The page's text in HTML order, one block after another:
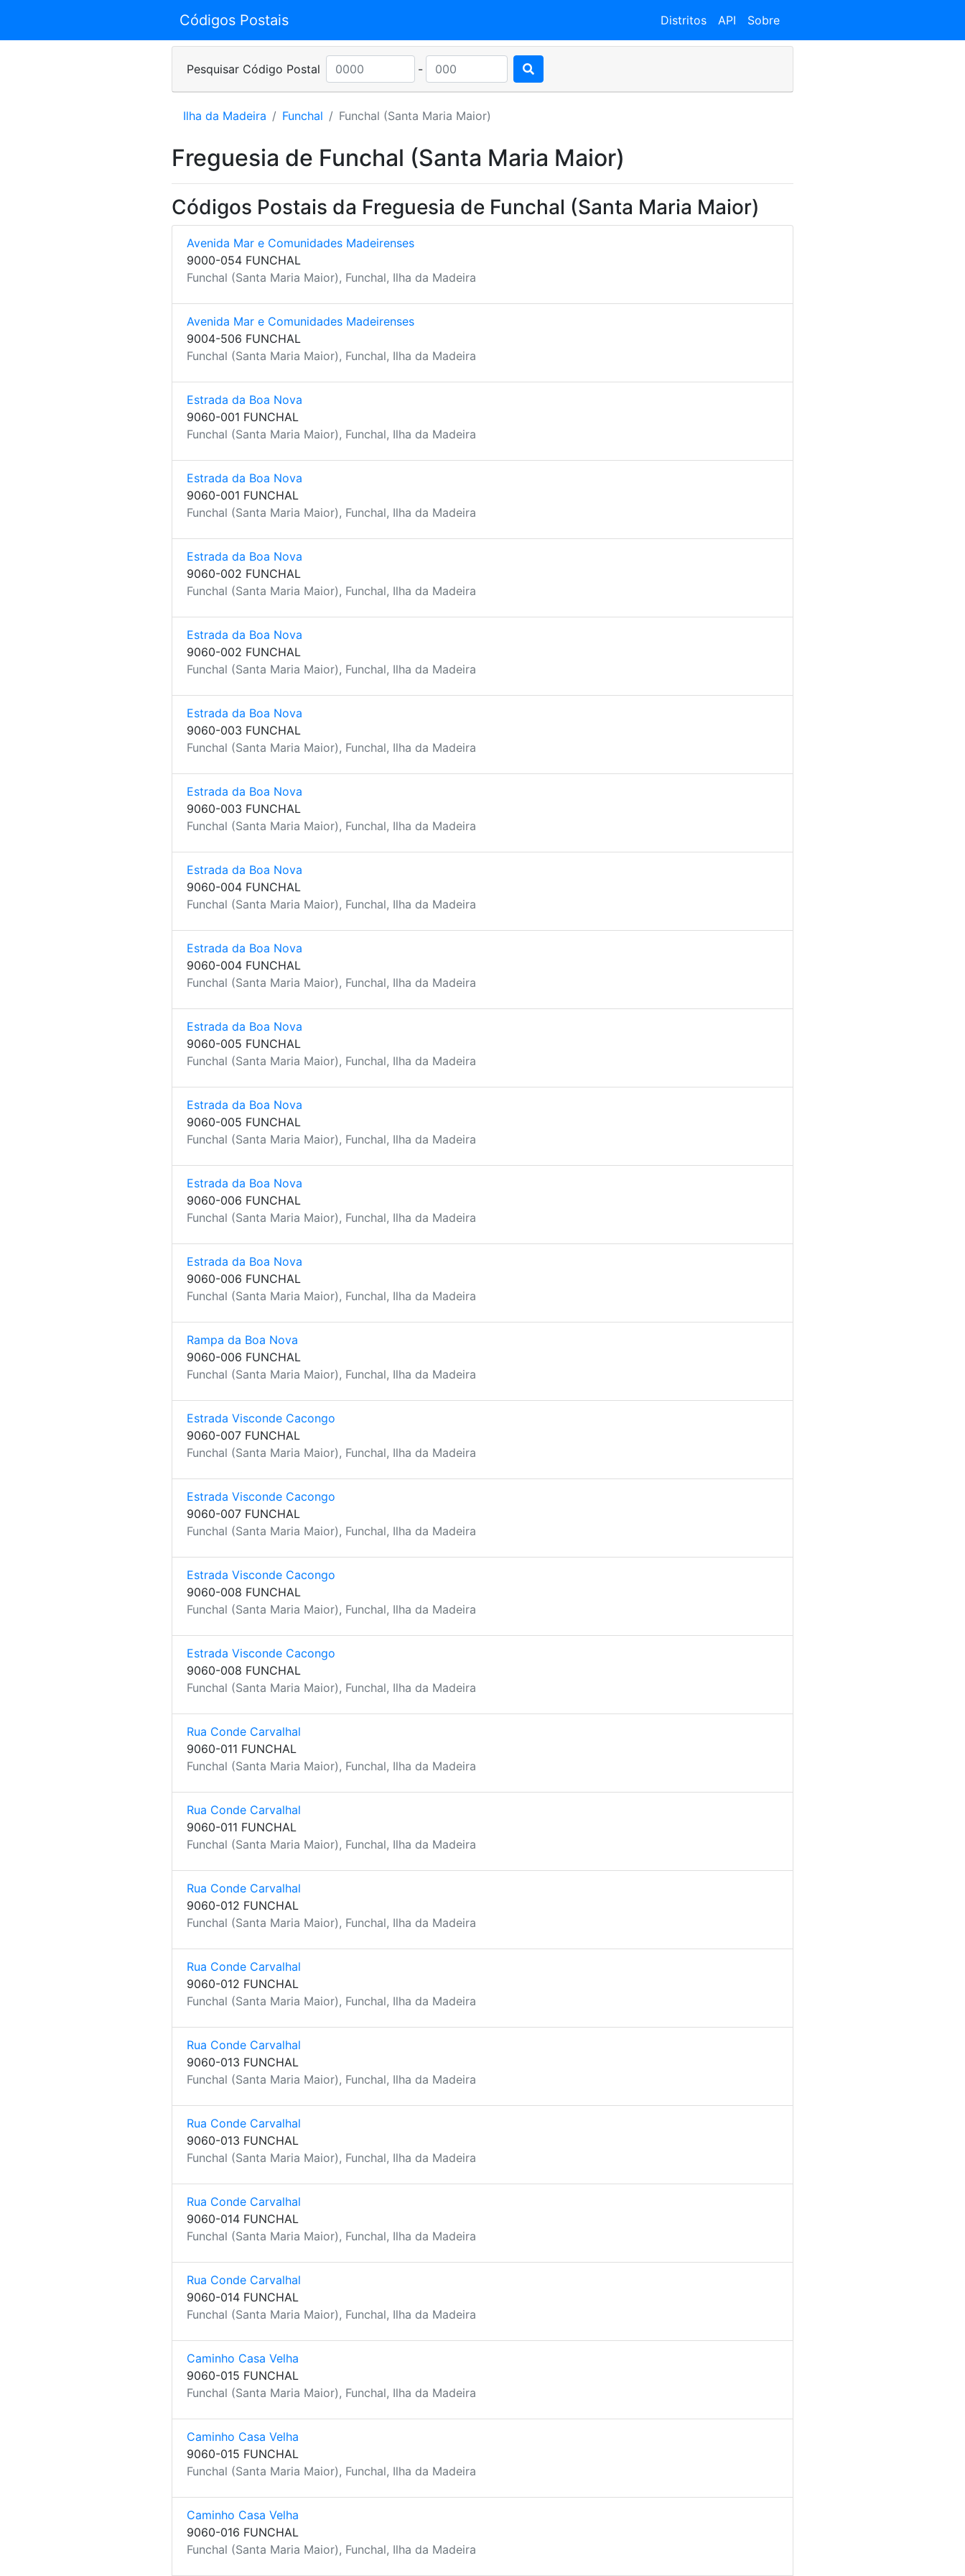
Códigos Postais Distritos API Sobre
Pesquisar Código Postal -
Ilha da Madeira Funchal Funchal (Santa Maria Maior)
Freguesia de Funchal (Santa Maria Maior)
Códigos Postais da Freguesia de Funchal (Santa Maria Maior)
Avenida Mar e Comunidades Madeirenses
9000-054 FUNCHAL
Funchal (Santa Maria Maior), Funchal, Ilha da Madeira
Avenida Mar e Comunidades Madeirenses
9004-506 FUNCHAL
Funchal (Santa Maria Maior), Funchal, Ilha da Madeira
Estrada da Boa Nova
9060-001 FUNCHAL
Funchal (Santa Maria Maior), Funchal, Ilha da Madeira
Estrada da Boa Nova
9060-001 FUNCHAL
Funchal (Santa Maria Maior), Funchal, Ilha da Madeira
Estrada da Boa Nova
9060-002 FUNCHAL
Funchal (Santa Maria Maior), Funchal, Ilha da Madeira
Estrada da Boa Nova
9060-002 FUNCHAL
Funchal (Santa Maria Maior), Funchal, Ilha da Madeira
Estrada da Boa Nova
9060-003 FUNCHAL
Funchal (Santa Maria Maior), Funchal, Ilha da Madeira
Estrada da Boa Nova
9060-003 FUNCHAL
Funchal (Santa Maria Maior), Funchal, Ilha da Madeira
Estrada da Boa Nova
9060-004 FUNCHAL
Funchal (Santa Maria Maior), Funchal, Ilha da Madeira
Estrada da Boa Nova
9060-004 FUNCHAL
Funchal (Santa Maria Maior), Funchal, Ilha da Madeira
Estrada da Boa Nova
9060-005 FUNCHAL
Funchal (Santa Maria Maior), Funchal, Ilha da Madeira
Estrada da Boa Nova
9060-005 FUNCHAL
Funchal (Santa Maria Maior), Funchal, Ilha da Madeira
Estrada da Boa Nova
9060-006 FUNCHAL
Funchal (Santa Maria Maior), Funchal, Ilha da Madeira
Estrada da Boa Nova
9060-006 FUNCHAL
Funchal (Santa Maria Maior), Funchal, Ilha da Madeira
Rampa da Boa Nova
9060-006 FUNCHAL
Funchal (Santa Maria Maior), Funchal, Ilha da Madeira
Estrada Visconde Cacongo
9060-007 FUNCHAL
Funchal (Santa Maria Maior), Funchal, Ilha da Madeira
Estrada Visconde Cacongo
9060-007 FUNCHAL
Funchal (Santa Maria Maior), Funchal, Ilha da Madeira
Estrada Visconde Cacongo
9060-008 FUNCHAL
Funchal (Santa Maria Maior), Funchal, Ilha da Madeira
Estrada Visconde Cacongo
9060-008 FUNCHAL
Funchal (Santa Maria Maior), Funchal, Ilha da Madeira
Rua Conde Carvalhal
9060-011 FUNCHAL
Funchal (Santa Maria Maior), Funchal, Ilha da Madeira
Rua Conde Carvalhal
9060-011 FUNCHAL
Funchal (Santa Maria Maior), Funchal, Ilha da Madeira
Rua Conde Carvalhal
9060-012 FUNCHAL
Funchal (Santa Maria Maior), Funchal, Ilha da Madeira
Rua Conde Carvalhal
9060-012 FUNCHAL
Funchal (Santa Maria Maior), Funchal, Ilha da Madeira
Rua Conde Carvalhal
9060-013 FUNCHAL
Funchal (Santa Maria Maior), Funchal, Ilha da Madeira
Rua Conde Carvalhal
9060-013 FUNCHAL
Funchal (Santa Maria Maior), Funchal, Ilha da Madeira
Rua Conde Carvalhal
9060-014 FUNCHAL
Funchal (Santa Maria Maior), Funchal, Ilha da Madeira
Rua Conde Carvalhal
9060-014 FUNCHAL
Funchal (Santa Maria Maior), Funchal, Ilha da Madeira
Caminho Casa Velha
9060-015 FUNCHAL
Funchal (Santa Maria Maior), Funchal, Ilha da Madeira
Caminho Casa Velha
9060-015 FUNCHAL
Funchal (Santa Maria Maior), Funchal, Ilha da Madeira
Caminho Casa Velha
9060-016 FUNCHAL
Funchal (Santa Maria Maior), Funchal, Ilha da Madeira